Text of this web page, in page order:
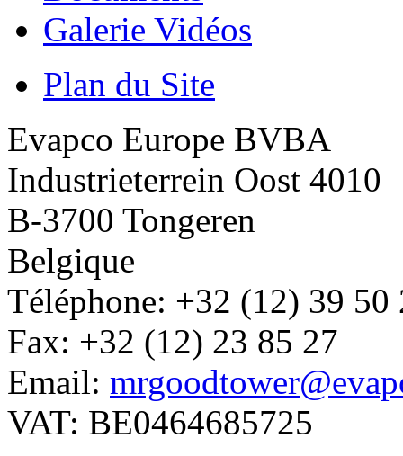
Galerie Vidéos
Plan du Site
Evapco Europe BVBA
Industrieterrein Oost 4010
B-3700 Tongeren
Belgique
Téléphone: +32 (12) 39 50
Fax: +32 (12) 23 85 27
Email:
VAT: BE0464685725